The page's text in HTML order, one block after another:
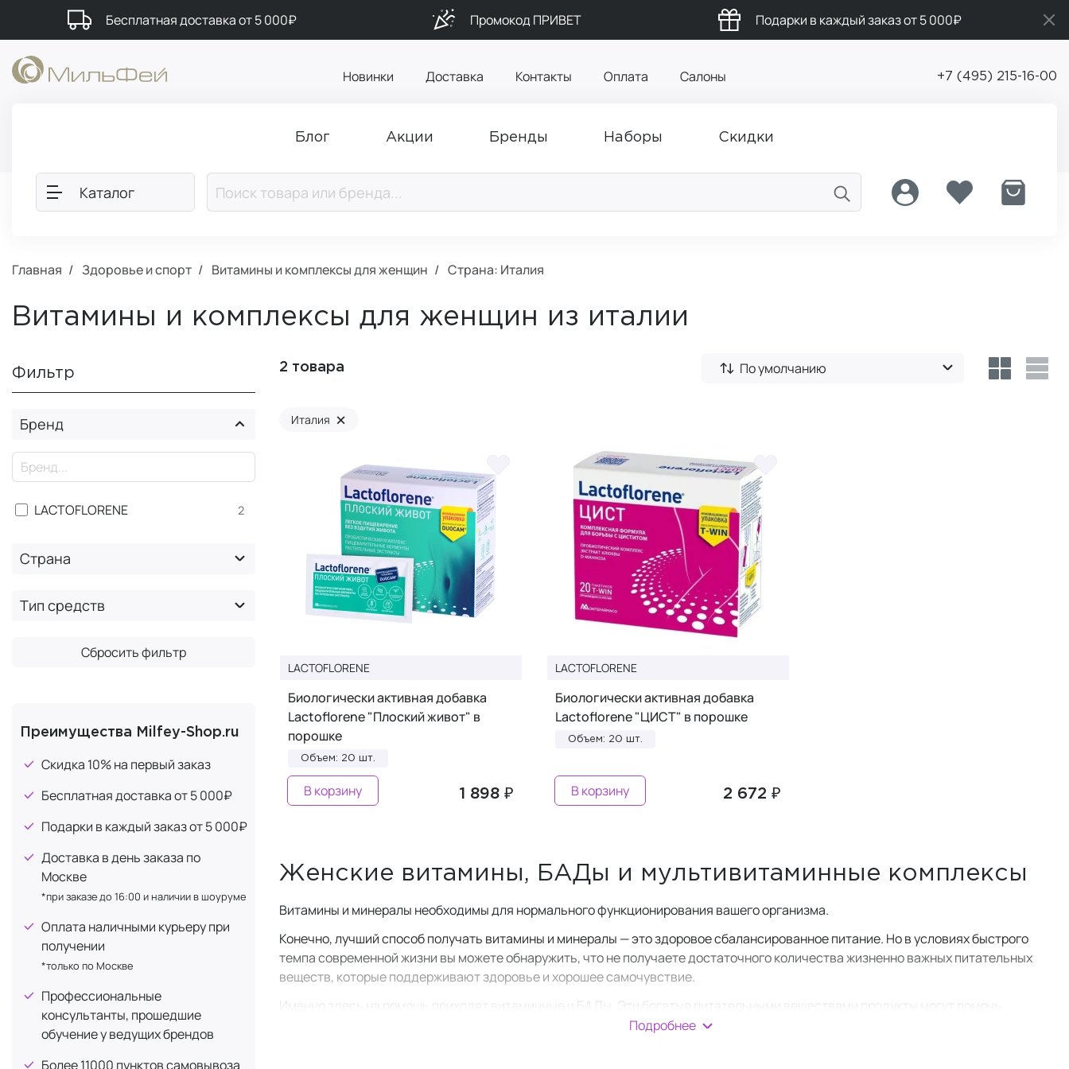
Бесплатная доставка от 5 000₽ Промокод ПРИВЕТ Подарки в каждый заказ от 5 000₽
Новинки Доставка Контакты Оплата Салоны +7 (495) 215-16-00
Блог Акции Бренды Наборы Скидки
Каталог
Главная Здоровье и спорт Витамины и комплексы для женщин Страна: Италия
Витамины и комплексы для женщин из италии
Фильтр
Бренд
LACTOFLORENE 2
Страна
Тип средств
Сбросить фильтр
Преимущества Milfey-Shop.ru
Скидка 10% на первый заказ
Бесплатная доставка от 5 000₽
Подарки в каждый заказ от 5 000₽
Доставка в день заказа по
Москве
*при заказе до 16:00 и наличии в шоуруме
Оплата наличными курьеру при
получении
*только по Москве
Профессиональные
консультанты, прошедшие
обучение у ведущих брендов
Более 11000 пунктов самовывоза
2 товара По умолчанию
Италия ×
LACTOFLORENE
Биологически активная добавка
Lactoflorene "Плоский живот" в
порошке
Объем: 20 шт.
1 898 ₽
В корзину
LACTOFLORENE
Биологически активная добавка
Lactoflorene "ЦИСТ" в порошке
Объем: 20 шт.
2 672 ₽
В корзину
Женские витамины, БАДы и мультивитаминные комплексы
Витамины и минералы необходимы для нормального функционирования вашего организма.
Конечно, лучший способ получать витамины и минералы — это здоровое сбалансированное питание. Но в условиях быстрого
темпа современной жизни вы можете обнаружить, что не получаете достаточного количества жизненно важных питательных
веществ, которые поддерживают здоровье и хорошее самочувствие.
Именно здесь на помощь приходят витаминные и БАДы. Эти богатые питательными веществами продукты могут помочь
восполнить пробелы в вашем рационе, которые могут негативно влиять на ваше здоровье и самочувствие.
Подробнее